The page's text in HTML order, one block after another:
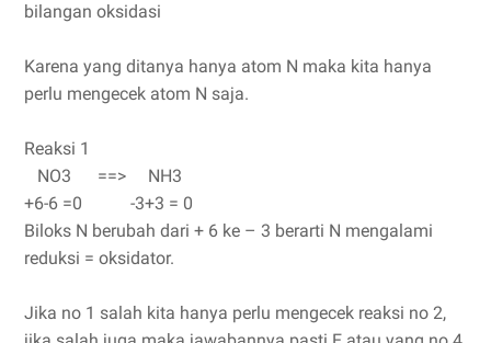
bilangan oksidasi
Karena yang ditanya hanya atom N maka kita hanya
perlu mengecek atom N saja.
Reaksi 1
NO3 ==> NH3
+6-6 =0 -3+3 = 0
Biloks N berubah dari + 6 ke – 3 berarti N mengalami
reduksi = oksidator.
Jika no 1 salah kita hanya perlu mengecek reaksi no 2,